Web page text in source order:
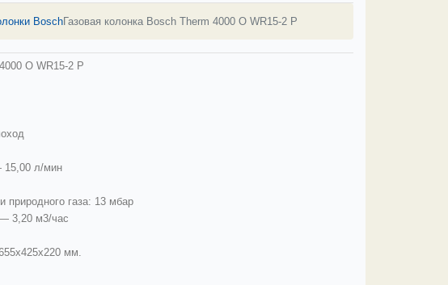
BoschГазовая колонка Bosch Therm 4000 O WR15-2 P
O WR15-2 P
15,00 л/мин
природного газа: 13 мбар
— 3,20 м3/час
мм.